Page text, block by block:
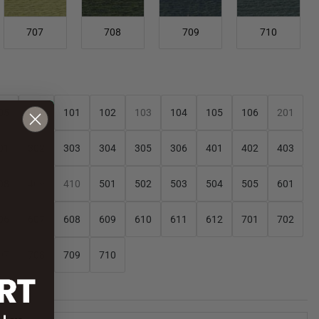
707 708 709 710
006 101 102 103 104 105 106 201
303 304 305 306 401 402 403
410 501 502 503 504 505 601
608 609 610 611 612 701 702
709 710